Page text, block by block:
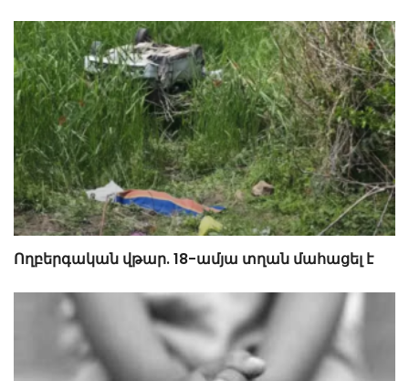
Ողբերգական վթար. 18-ամյա տղան մահացել է